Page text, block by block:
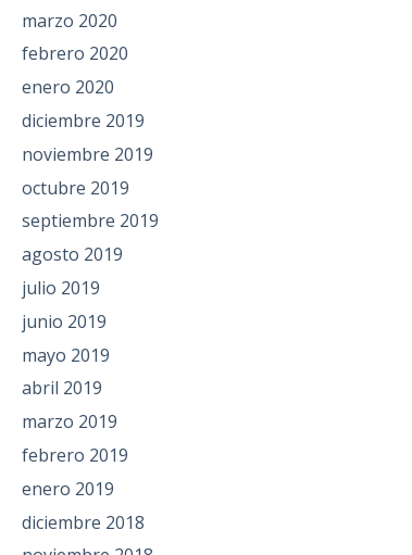
marzo 2020
febrero 2020
enero 2020
diciembre 2019
noviembre 2019
octubre 2019
septiembre 2019
agosto 2019
julio 2019
junio 2019
mayo 2019
abril 2019
marzo 2019
febrero 2019
enero 2019
diciembre 2018